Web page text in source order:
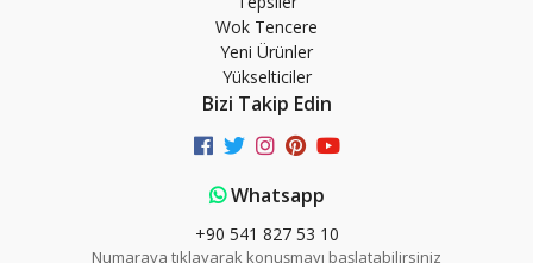
Wok Tencere
Yeni Ürünler
Yükselticiler
Bizi Takip Edin
Whatsapp
+90 541 827 53 10
Numaraya tıklayarak konuşmayı başlatabilirsiniz